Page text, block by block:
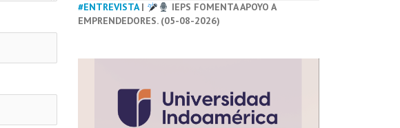
#ENTREVISTA|
IEPS FOMENTA APOYO A
EMPRENDEDORES. (05-08-2026)